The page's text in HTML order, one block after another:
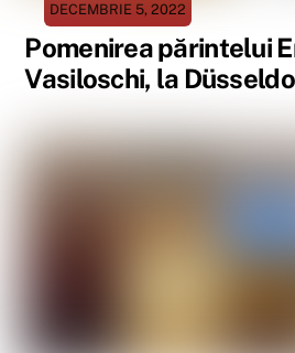
DECEMBRIE 5, 2022
Pomenirea părintelui
Vasiloschi, la